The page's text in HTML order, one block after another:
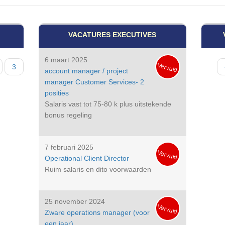
Pagina
3
VACATURES EXECUTIVES
Vervuld
6 maart 2025
account manager / project
manager Customer Services- 2
posities
Salaris vast tot 75-80 k plus uitstekende
bonus regeling
Vervuld
7 februari 2025
Operational Client Director
Ruim salaris en dito voorwaarden
Vervuld
25 november 2024
Zware operations manager (voor